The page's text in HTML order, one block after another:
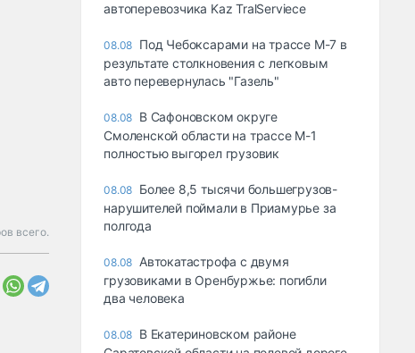
всего.
автоперевозчика Kaz TralServiece
08.08 Под Чебоксарами на трассе М-7 в
результате столкновения с легковым
авто перевернулась "Газель"
08.08 В Сафоновском округе
Смоленской области на трассе М-1
полностью выгорел грузовик
08.08 Более 8,5 тысячи большегрузов-
нарушителей поймали в Приамурье за
полгода
08.08 Автокатастрофа с двумя
грузовиками в Оренбуржье: погибли
два человека
08.08 В Екатериновском районе